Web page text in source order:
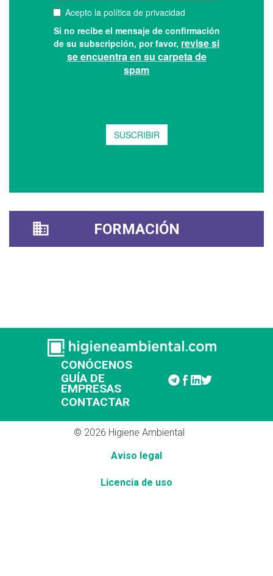
FORMACIÓN
CONÓCENOS
GUÍA DE
EMPRESAS
CONTACTAR
© 2026 Higiene Ambiental
Aviso legal
Licencia de uso